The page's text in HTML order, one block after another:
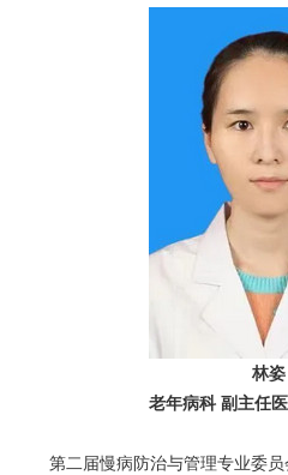
林姿
老年病科 副主任
第二届慢病防治与管理专业委员